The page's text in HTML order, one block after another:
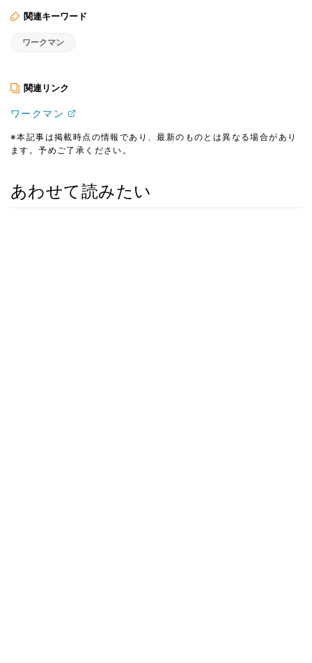
関連キーワード
ワークマン
関連リンク
ワークマン
※本記事は掲載時点の情報であり、最新のものとは異なる場合があり
ます。予めご了承ください。
あわせて読みたい